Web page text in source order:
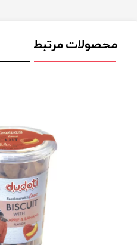
محصولات مرتبط